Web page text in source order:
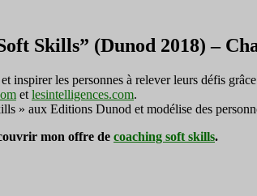
Skills” (Dunod 2018) –
les personnes à relever leurs défis
et lesintelligences.com.
» aux Editions Dunod et modélise des
mon offre de coaching soft skills.